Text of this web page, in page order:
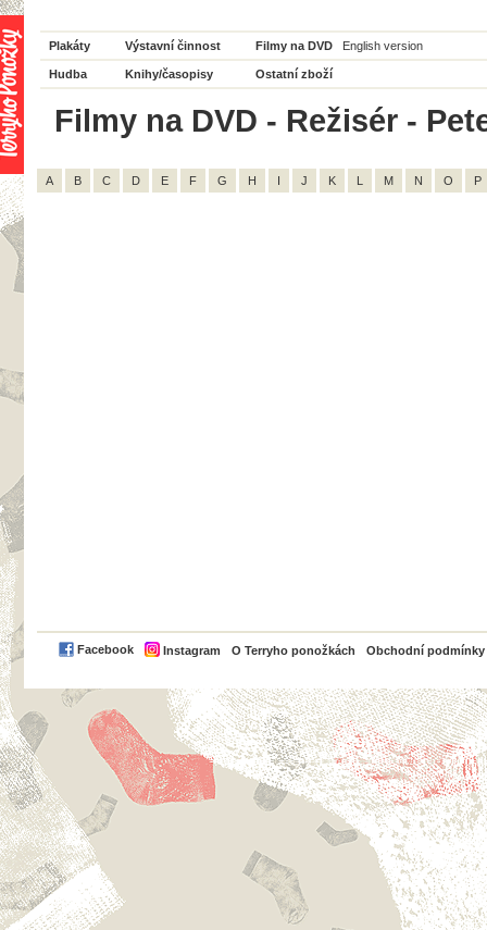
Plakáty Výstavní činnost Filmy na DVD English version
Hudba Knihy/časopisy Ostatní zboží
Filmy na DVD - Režisér -
A B C D E F G H I J K L M N O P
Facebook Instagram O Terryho ponožkách Obchodní podmínky
PayPal